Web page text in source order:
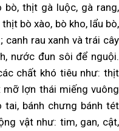
thịt gà luộc, gà rang,
bò xào, bò kho, lẩu bò,
canh rau xanh và trái cây
nước đun sôi để nguội.
chất khó tiêu như: thịt
lợn thái miếng vuông
bánh chưng bánh tét
vật như: tim, gan, cật,